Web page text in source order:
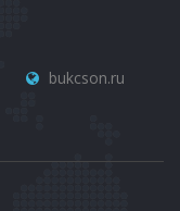
bukcson.ru